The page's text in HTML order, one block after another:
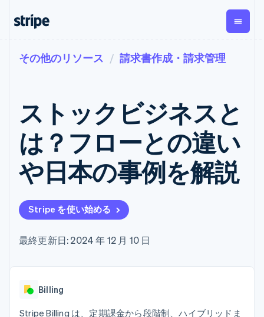
支払い
オンライン決
済
Managed
Payments
マーチャント
オブレコード
ソリューショ
ン
Payment links
不要の決済ペ
ージ
Checkout
構築済み決済
UI
Elements
ポーネント
125 以上の決
可能
Terminal
収益
経常収益
Metronome
従量課金
サブスクリ
サブスクリ
プションの
1 回限りまた
は継続
Tax
VAT の自動
Recognition
Stripe
資金管
Global
Payouts
第三者
への入
イス
プラッ
フォー
決済の
企業規模別
ユースケース別
エージェンティックコマ
ース
E コマース / ECサイト
埋込型金融
請求・財務関連
グローバルビジネス
マーケットプレイス
ドキュメント
ライブラリと SDK
Stripe Apps
ガイド
オンライン決済を受け付
け
構築済みの決済を実装
プラットフォームまたは
築する
学ぶ
ガイド
サポート
サポートに問い合わせる
管理サポートプラン
プロフェッショナルサー
ビス
採用情報
その他のリソース 請求書作成・請求管理
ストックビジネスと
は？フローとの違い
や日本の事例を解説
Stripe を使い始める
最終更新日: 2024 年 12 月 10 日
Billing
Stripe Billing は、定期課金から段階制、ハイブリッドま